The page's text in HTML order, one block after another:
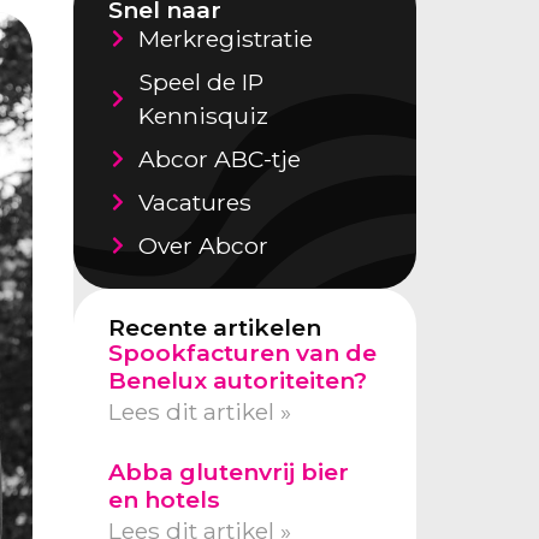
Snel naar
Merkregistratie
Speel de IP
Kennisquiz
Abcor ABC-tje
Vacatures
Over Abcor
Recente artikelen
Spookfacturen van de
Benelux autoriteiten?
Lees dit artikel »
Abba glutenvrij bier
en hotels
Lees dit artikel »